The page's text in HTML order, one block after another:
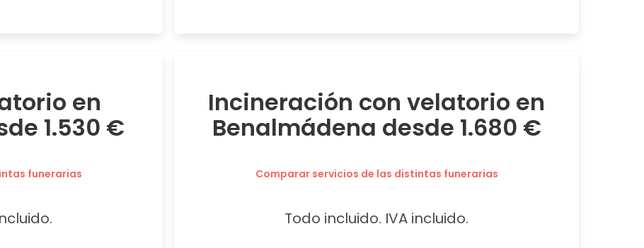
en
1.530 €
funerarias
Incineración con velatorio en
Benalmádena desde 1.680 €
Comparar servicios de las distintas funerarias
Todo incluido. IVA incluido.